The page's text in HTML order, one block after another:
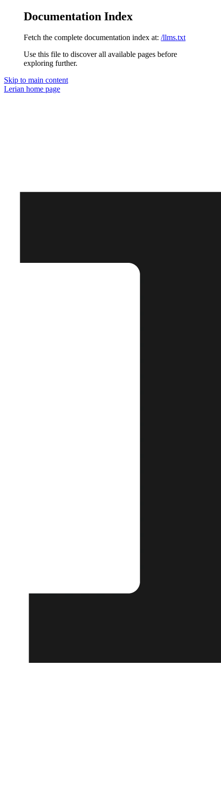
Documentation Index
Fetch the complete documentation index at: /llms.txt
Use this file to discover all available pages before
exploring further.
Skip to main content
Lerian home page